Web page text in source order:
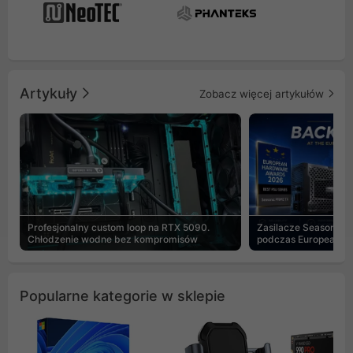
Artykuły Zobacz więcej artykułów
Profesjonalny custom loop na RTX 5090.
Chłodzenie wodne bez kompromisów
Zasilacze Seasonic
podczas European
Popularne kategorie w sklepie